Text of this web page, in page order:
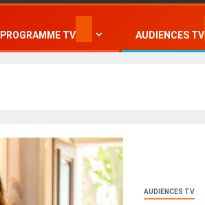
PROGRAMME TV AUDIENCES TV
AUDIENCES TV